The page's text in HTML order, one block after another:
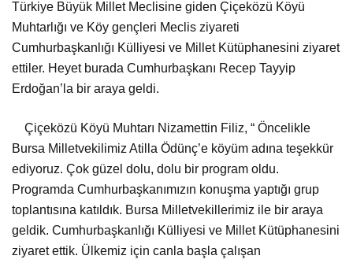
Türkiye Büyük Millet Meclisine giden Çiçeközü Köyü
Muhtarlığı ve Köy gençleri Meclis ziyareti
Cumhurbaşkanlığı Külliyesi ve Millet Kütüphanesini ziyaret
ettiler. Heyet burada Cumhurbaşkanı Recep Tayyip
Erdoğan’la bir araya geldi.
Çiçeközü Köyü Muhtarı Nizamettin Filiz, “ Öncelikle
Bursa Milletvekilimiz Atilla Ödünç’e köyüm adına teşekkür
ediyoruz. Çok güzel dolu, dolu bir program oldu.
Programda Cumhurbaşkanımızın konuşma yaptığı grup
toplantısına katıldık. Bursa Milletvekillerimiz ile bir araya
geldik. Cumhurbaşkanlığı Külliyesi ve Millet Kütüphanesini
ziyaret ettik. Ülkemiz için canla başla çalışan